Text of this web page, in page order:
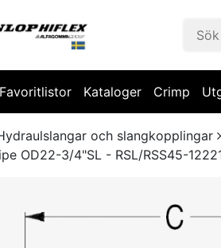
Favoritlistor Kataloger Crimp
och slangkopplingar
OD22-3/4"SL - RSL/RSS45-